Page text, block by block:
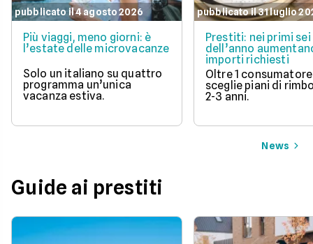
pubblicato il 4 agosto 2026
Più viaggi, meno giorni: è
l’estate delle microvacanze
Solo un italiano su quattro
programma un’unica
vacanza estiva.
pubblicato il 31 luglio
Prestiti: nei primi sei
dell’anno
importi richiesti
Oltre 1 consumatore
sceglie piani di
2-3 anni.
News
Guide ai prestiti